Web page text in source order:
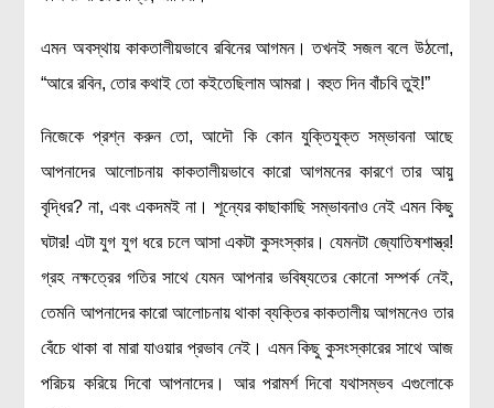
গণিত
পরিবেশ বিজ্ঞান
এমন অবস্থায় কাকতালীয়ভাবে রবিনের আগমন। তখনই সজল বলে উঠলো,
“আরে রবিন, তোর কথাই তো কইতেছিলাম আমরা। বহুত দিন বাঁচবি তুই!”
নিজেকে প্রশ্ন করুন তো, আদৌ কি কোন যুক্তিযুক্ত সম্ভাবনা আছে
আপনাদের আলোচনায় কাকতালীয়ভাবে কারো আগমনের কারণে তার আয়ু
বৃদ্ধির? না, এবং একদমই না। শূন্যের কাছাকাছি সম্ভাবনাও নেই এমন কিছু
ঘটার! এটা যুগ যুগ ধরে চলে আসা একটা কুসংস্কার। যেমনটা জ্যোতিষশাস্ত্র!
গ্রহ নক্ষত্রের গতির সাথে যেমন আপনার ভবিষ্যতের কোনো সম্পর্ক নেই,
তেমনি আপনাদের কারো আলোচনায় থাকা ব্যক্তির কাকতালীয় আগমনেও তার
বেঁচে থাকা বা মারা যাওয়ার প্রভাব নেই। এমন কিছু কুসংস্কারের সাথে আজ
পরিচয় করিয়ে দিবো আপনাদের। আর পরামর্শ দিবো যথাসম্ভব এগুলোকে